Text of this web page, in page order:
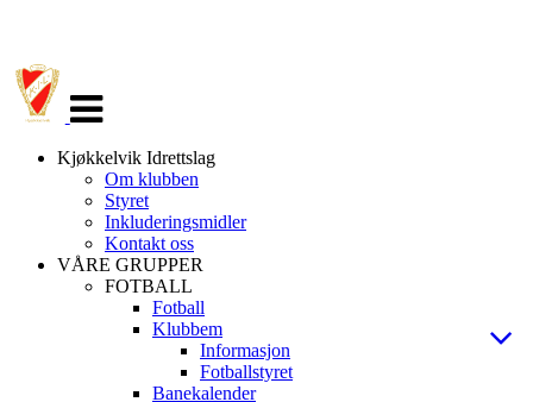
navigasjon
Kjøkkelvik Idrettslag
Om klubben
Styret
Inkluderingsmidler
Kontakt oss
VÅRE GRUPPER
FOTBALL
Fotball
Klubbem
Informasjon
Fotballstyret
Banekalender